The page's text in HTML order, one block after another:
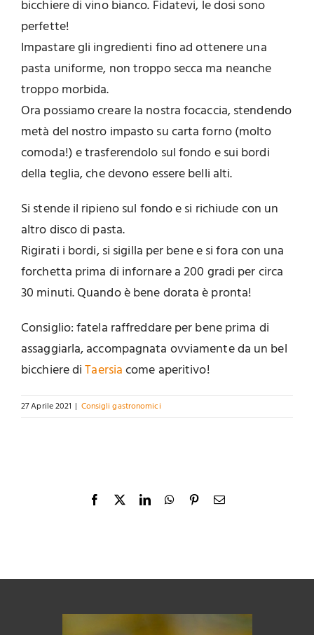
bicchiere di vino bianco. Fidatevi, le dosi sono
perfette!
Impastare gli ingredienti fino ad ottenere una
pasta uniforme, non troppo secca ma neanche
troppo morbida.
Ora possiamo creare la nostra focaccia, stendendo
metà del nostro impasto su carta forno (molto
comoda!) e trasferendolo sul fondo e sui bordi
della teglia, che devono essere belli alti.
Si stende il ripieno sul fondo e si richiude con un
altro disco di pasta.
Rigirati i bordi, si sigilla per bene e si fora con una
forchetta prima di infornare a 200 gradi per circa
30 minuti. Quando è bene dorata è pronta!
Consiglio: fatela raffreddare per bene prima di
assaggiarla, accompagnata ovviamente da un bel
bicchiere diTaersiacome aperitivo!
27 Aprile 2021 | Consigli gastronomici
Facebook
X LinkedInWhatsApp
PinterestEmail